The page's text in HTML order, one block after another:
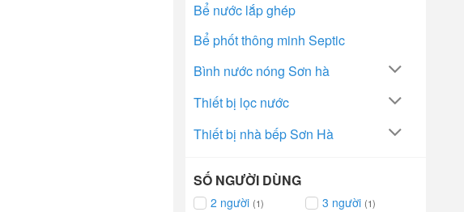
Bể nước lắp ghép
Bể phốt thông minh Septic
Bình nước nóng Sơn hà
Thiết bị lọc nước
Thiết bị nhà bếp Sơn Hà
SỐ NGƯỜI DÙNG
2 người (1) 3 người (1)